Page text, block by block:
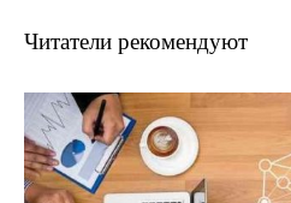
Читатели рекомендуют